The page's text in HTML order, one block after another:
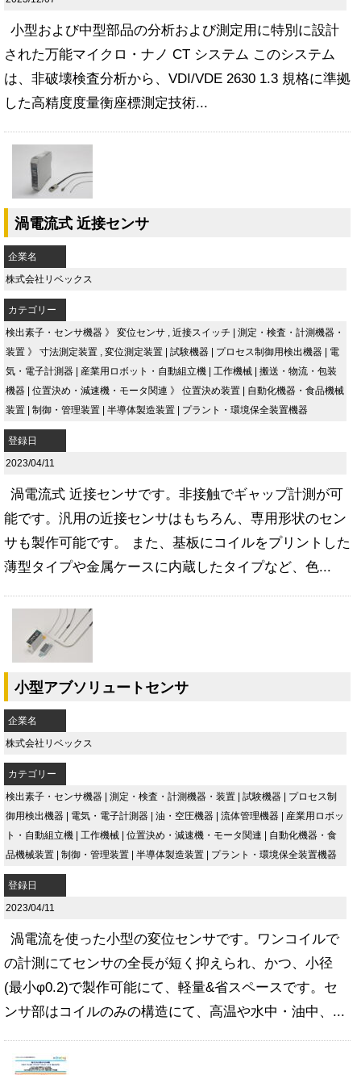
小型および中型部品の分析および測定用に特別に設計
された万能マイクロ・ナノ CT システム このシステム
は、非破壊検査分析から、VDI/VDE 2630 1.3 規格に準拠
した高精度度量衡座標測定技術...
渦電流式 近接センサ
企業名
株式会社リベックス
カテゴリー
検出素子・センサ機器 》 変位センサ 近接スイッチ | 測定・検査・計測機器・
装置 》 寸法測定装置 変位測定装置 | 試験機器 | プロセス制御用検出機器 | 電
気・電子計測器 | 産業用ロボット・自動組立機 | 工作機械 | 搬送・物流・包装
機器 | 位置決め・減速機・モータ関連 》 位置決め装置 | 自動化機器・食品機械
装置 | 制御・管理装置 | 半導体製造装置 | プラント・環境保全装置機器
登録日
2023/04/11
渦電流式 近接センサです。非接触でギャップ計測が可
能です。汎用の近接センサはもちろん、専用形状のセン
サも製作可能です。 また、基板にコイルをプリントした
薄型タイプや金属ケースに内蔵したタイプなど、色...
小型アブソリュートセンサ
企業名
株式会社リベックス
カテゴリー
検出素子・センサ機器 | 測定・検査・計測機器・装置 | 試験機器 | プロセス制
御用検出機器 | 電気・電子計測器 | 油・空圧機器 | 流体管理機器 | 産業用ロボッ
ト・自動組立機 | 工作機械 | 位置決め・減速機・モータ関連 | 自動化機器・食
品機械装置 | 制御・管理装置 | 半導体製造装置 | プラント・環境保全装置機器
登録日
2023/04/11
渦電流を使った小型の変位センサです。ワンコイルで
の計測にてセンサの全長が短く抑えられ、かつ、小径
(最小φ0.2)で製作可能にて、軽量&省スペースです。セ
ンサ部はコイルのみの構造にて、高温や水中・油中、...